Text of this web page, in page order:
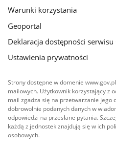
Warunki korzystania
Geoportal
Deklaracja dostępności serwisu
Ustawienia prywatności
Strony dostępne w domenie
mailowych. Użytkownik korzystający z
mail zgadza się na przetwarzanie jego
dobrowolnie podanych danych w
odpowiedzi na przesłane pytania.
każdą z jednostek znajdują się w ich
osobowych.